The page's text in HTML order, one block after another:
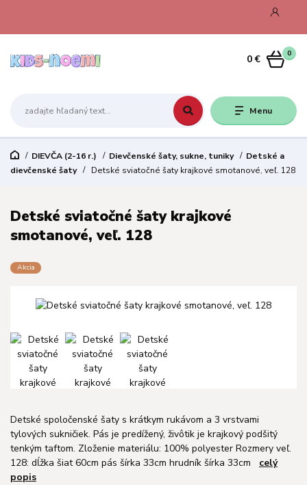
Menu
0
0 €
DIEVČA (2-16 r.) Dievčenské šaty, sukne, tuniky
Detské a
dievčenské šaty
Detské sviatočné šaty krajkové smotanové, veľ. 128
Detské sviatočné šaty krajkové
smotanové, veľ. 128
Akcia
Detské spoločenské šaty s krátkym rukávom a 3 vrstvami
tylových sukničiek. Pás je predížený, živôtik je krajkový podšitý
tenkým taftom. Zloženie materiálu: 100% polyester Rozmery veľ.
128: dĺžka šiat 60cm pás šírka 33cm hrudník šírka 33cm celý
popis